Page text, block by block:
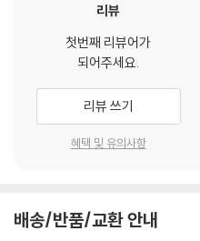
리뷰
첫번째 리뷰어가
되어주세요.
리뷰 쓰기
혜택 및 유의사항
배송/반품/교환 안내